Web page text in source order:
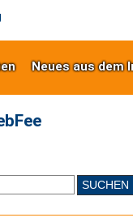
Neues aus dem